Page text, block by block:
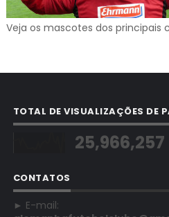
Veja os mascotes dos principais
TOTAL DE VISUALIZAÇÕES DE
25,966,257
CONTATOS
► E-mail: